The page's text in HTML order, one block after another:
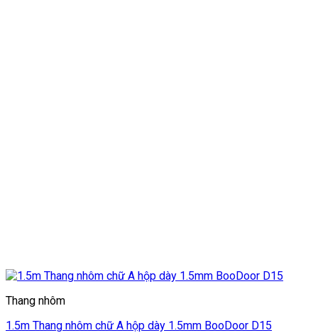
Thang nhôm
1.5m Thang nhôm chữ A hộp dày 1.5mm BooDoor D15